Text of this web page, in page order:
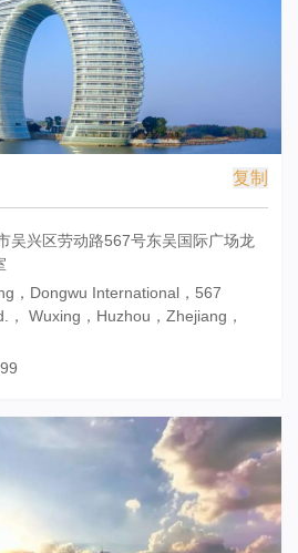
复制
吴兴区劳动路567号东吴国际广场龙
，Dongwu International，567
， Wuxing，Huzhou，Zhejiang，